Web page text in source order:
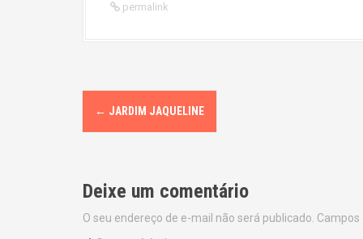
permalink
P
o
t
n
← JARDIM JAQUELINE
Deixe um comentário
O seu endereço de e-mail não será publicado.